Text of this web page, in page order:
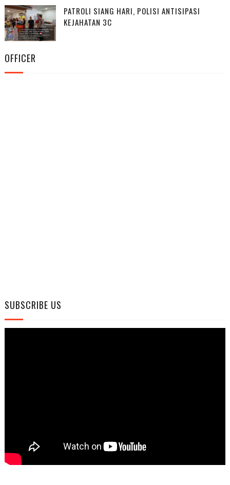
PATROLI SIANG HARI, POLISI ANTISIPASI
KEJAHATAN 3C
OFFICER
SUBSCRIBE US